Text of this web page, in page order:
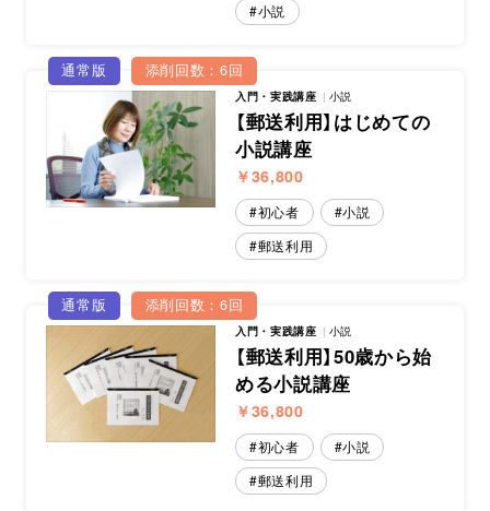
小説
通常版 添削回数：6回
入門・実践講座 小説
【郵送利用】はじめての
小説講座
￥36,800
初心者
小説
郵送利用
通常版 添削回数：6回
入門・実践講座 小説
【郵送利用】50歳から始
める小説講座
￥36,800
初心者
小説
郵送利用